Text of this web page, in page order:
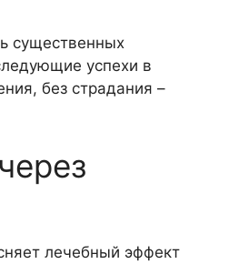
существенных
успехи в
без страдания –
лечебный эффект